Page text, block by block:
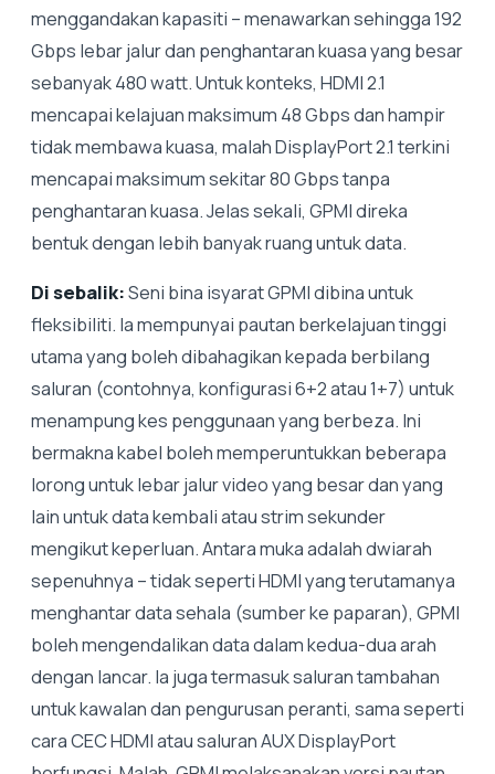
menggandakan kapasiti – menawarkan sehingga 192
Gbps lebar jalur dan penghantaran kuasa yang besar
sebanyak 480 watt. Untuk konteks, HDMI 2.1
mencapai kelajuan maksimum 48 Gbps dan hampir
tidak membawa kuasa, malah DisplayPort 2.1 terkini
mencapai maksimum sekitar 80 Gbps tanpa
penghantaran kuasa. Jelas sekali, GPMI direka
bentuk dengan lebih banyak ruang untuk data.
Di sebalik:Seni bina isyarat GPMI dibina untuk
fleksibiliti. Ia mempunyai pautan berkelajuan tinggi
utama yang boleh dibahagikan kepada berbilang
saluran (contohnya, konfigurasi 6+2 atau 1+7) untuk
menampung kes penggunaan yang berbeza. Ini
bermakna kabel boleh memperuntukkan beberapa
lorong untuk lebar jalur video yang besar dan yang
lain untuk data kembali atau strim sekunder
mengikut keperluan. Antara muka adalah dwiarah
sepenuhnya – tidak seperti HDMI yang terutamanya
menghantar data sehala (sumber ke paparan), GPMI
boleh mengendalikan data dalam kedua-dua arah
dengan lancar. Ia juga termasuk saluran tambahan
untuk kawalan dan pengurusan peranti, sama seperti
cara CEC HDMI atau saluran AUX DisplayPort